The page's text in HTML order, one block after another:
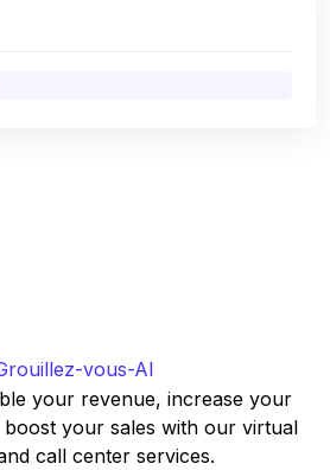
your revenue, increase your
your sales with our virtual
call center services.